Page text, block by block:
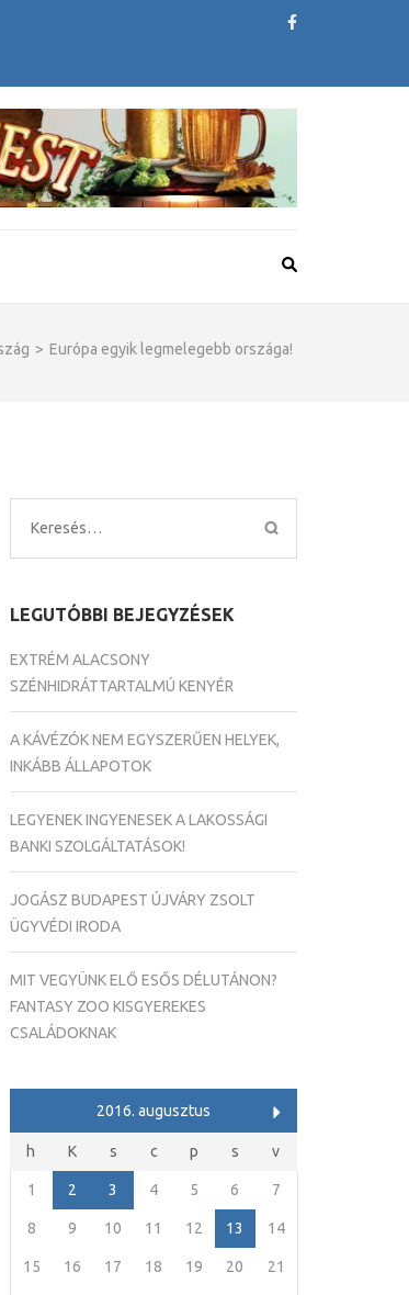
> Európa egyik legmelegebb országa!
Keresés:
LEGUTÓBBI BEJEGYZÉSEK
EXTRÉM ALACSONY
SZÉNHIDRÁTTARTALMÚ KENYÉR
A KÁVÉZÓK NEM EGYSZERŰEN HELYEK,
INKÁBB ÁLLAPOTOK
LEGYENEK INGYENESEK A LAKOSSÁGI
BANKI SZOLGÁLTATÁSOK!
JOGÁSZ BUDAPEST ÚJVÁRY ZSOLT
ÜGYVÉDI IRODA
MIT VEGYÜNK ELŐ ESŐS DÉLUTÁNON?
FANTASY ZOO KISGYEREKES
CSALÁDOKNAK
2016. augusztus
h K s c p s v
1 2 3 4 5 6 7
8 9 10 11 12 13 14
15 16 17 18 19 20 21